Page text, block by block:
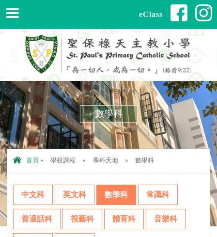
eClass
數學科
首頁 » 學校課程 » 學科天地 » 數學科
中文科 英文科 數學科 常識科
普通話科 視藝科 體育科 音樂科